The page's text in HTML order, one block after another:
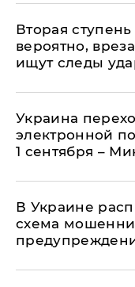
Вторая
вероятно,
ищут следы
Украина
электронной
1 сентября –
В Украине
схема